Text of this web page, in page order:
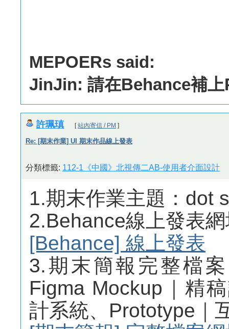
MEPOERs said:
JinJin: 請在Behance補
許珮瑱 [站內寄信 / PM ]
Re: [期末作業] UI 期末作品線上發表
分類標籤: 112-1《中國》北視傳二AB-使用者介面設計
1.期末作業主題：dot
2.Behance線上發表
[Behance] 線上發表
3.期末簡報完整檔
Figma Mockup｜精
計系統、Prototype｜